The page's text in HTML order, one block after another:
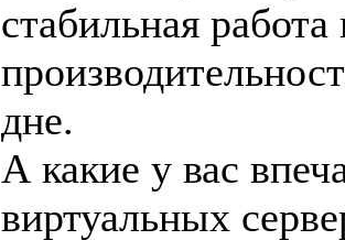
стабильная
дне.
А какие у вас
виртуальных